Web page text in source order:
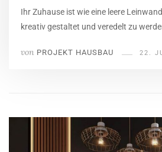
Ihr Zuhause ist wie eine leere
kreativ gestaltet und veredelt zu
von PROJEKT HAUSBAU 22.